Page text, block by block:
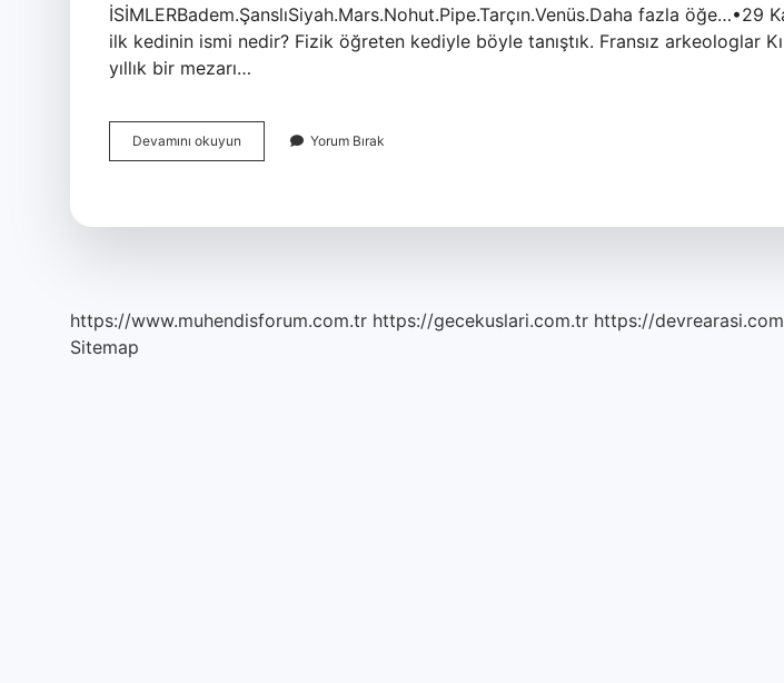
İSİMLERBadem.ŞanslıSiyah.Mars.Nohut.Pipe.Tarçın.Venüs.Daha fazla öğe…•29
ilk kedinin ismi nedir? Fizik öğreten kediyle böyle tanıştık. Fransız arkeologlar
yıllık bir mezarı…
Devamını okuyun
Kedinin
Yorum Bırak
https://www.muhendisforum.com.tr https://gecekuslari.com.tr https://
Sitemap